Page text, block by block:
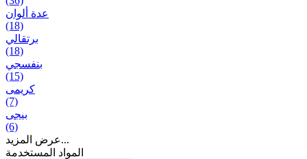
عدة ألوان
(18)
برتقالي
(18)
بنفسجي
(15)
کریمی
(7)
بيجی
(6)
عرض المزيد...
المواد المستخدمة